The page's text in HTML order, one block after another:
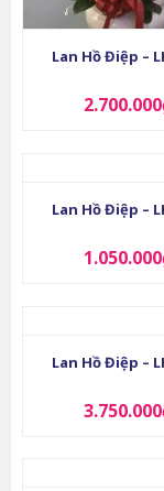
Lan Hồ Điệp –
2.700.000
Lan Hồ Điệp –
1.050.000
Lan Hồ Điệp –
3.750.000